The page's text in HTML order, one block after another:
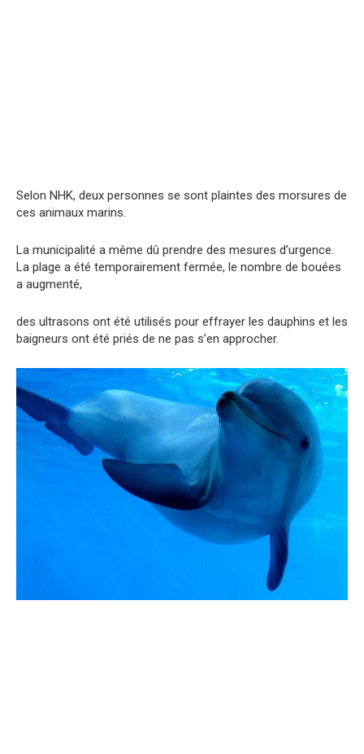
Selon NHK, deux personnes se sont plaintes des morsures de
ces animaux marins.
La municipalité a même dû prendre des mesures d’urgence.
La plage a été temporairement fermée, le nombre de bouées
a augmenté,
des ultrasons ont été utilisés pour effrayer les dauphins et les
baigneurs ont été priés de ne pas s’en approcher.